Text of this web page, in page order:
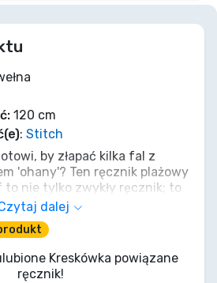
120 cm
: Stitch
by złapać kilka fal z
'ohany'? Ten ręcznik plażowy
nie tylko zwykły ręcznik; to
samego Eksperymentu 626!
po szalonym biegu z oceanu,
podczas tych
wieczorów. Nie bądź naga,
zniknie jak zapomniany
dalej
Kreskówka powiązane
ręcznik!